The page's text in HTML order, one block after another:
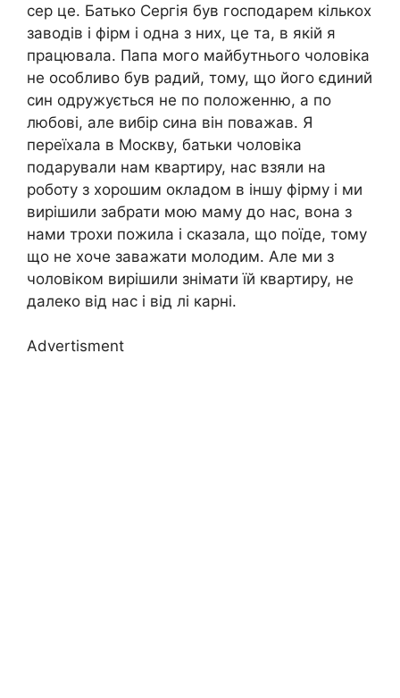
сер це. Батько Сергія був господарем кількох
заводів і фірм і одна з них, це та, в якій я
працювала. Папа мого майбутнього чоловіка
не особливо був радий, тому, що його єдиний
син одружується не по положенню, а по
любові, але вибір сина він поважав. Я
переїхала в Москву, батьки чоловіка
подарували нам квартиру, нас взяли на
роботу з хорошим окладом в іншу фірму і ми
вирішили забрати мою маму до нас, вона з
нами трохи пожила і сказала, що поїде, тому
що не хоче заважати молодим. Але ми з
чоловіком вирішили знімати їй квартиру, не
далеко від нас і від лі карні.
Advertisment